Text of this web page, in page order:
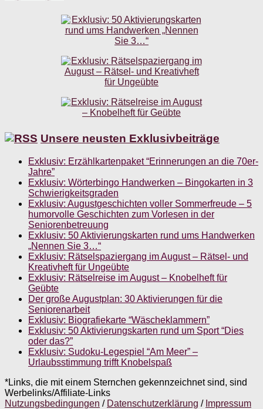
Unsere neusten Exklusivbeiträge
Exklusiv: Erzählkartenpaket “Erinnerungen an die 70er-
Jahre”
Exklusiv: Wörterbingo Handwerken – Bingokarten in 3
Schwierigkeitsgraden
Exklusiv: Augustgeschichten voller Sommerfreude – 5
humorvolle Geschichten zum Vorlesen in der
Seniorenbetreuung
Exklusiv: 50 Aktivierungskarten rund ums Handwerken
„Nennen Sie 3…“
Exklusiv: Rätselspaziergang im August – Rätsel- und
Kreativheft für Ungeübte
Exklusiv: Rätselreise im August – Knobelheft für
Geübte
Der große Augustplan: 30 Aktivierungen für die
Seniorenarbeit
Exklusiv: Biografiekarte “Wäscheklammern”
Exklusiv: 50 Aktivierungskarten rund um Sport “Dies
oder das?”
Exklusiv: Sudoku-Legespiel “Am Meer” –
Urlaubsstimmung trifft Knobelspaß
*Links, die mit einem Sternchen gekennzeichnet sind, sind
Werbelinks/Affiliate-Links
Nutzungsbedingungen / Datenschutzerklärung / Impressum